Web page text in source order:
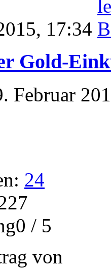
17:34
Gold-
Februar
24
/ 5
von